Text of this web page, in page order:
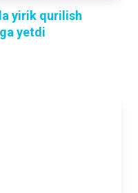
yirik qurilish
yetdi